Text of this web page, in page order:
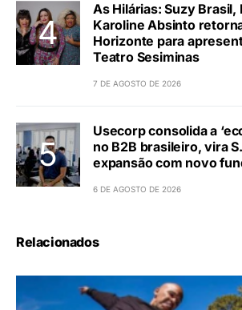
As Hilárias: Suzy Brasil,
Karoline Absinto
Horizonte para
Teatro Sesiminas
7 DE AGOSTO DE 2026
Usecorp consolida a
no B2B brasileiro, vira
expansão com novo
6 DE AGOSTO DE 2026
Relacionados